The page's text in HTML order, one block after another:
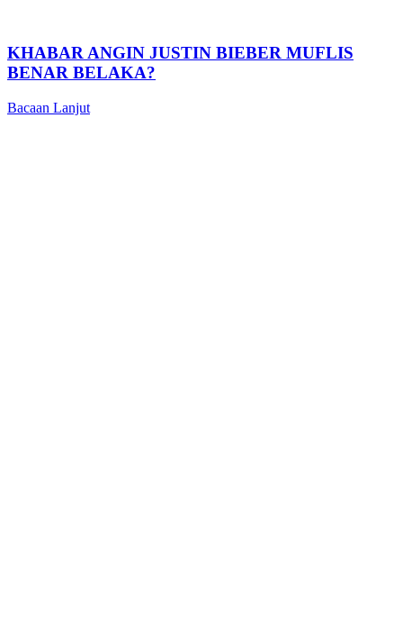
KHABAR ANGIN JUSTIN BIEBER MUFLIS
BENAR BELAKA?
Bacaan Lanjut